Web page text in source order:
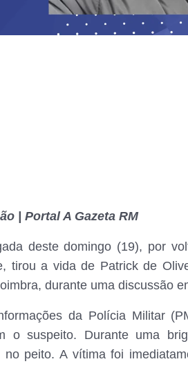
| Portal A Gazeta RM
deste domingo (19), por
tirou a vida de Patrick de
durante uma discussão
da Polícia Militar
o suspeito. Durante uma
no peito. A vítima foi